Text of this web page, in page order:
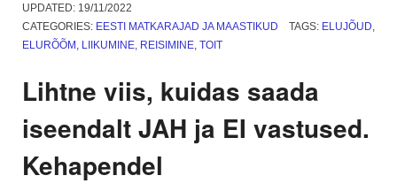
kunagi.
osa”
UPDATED: 19/11/2022
CATEGORIES: EESTI MATKARAJAD JA MAASTIKUD TAGS: ELUJÕUD,
ELURÕÕM , LIIKUMINE, REISIMINE, TOIT
Lihtne viis, kuidas saada
iseendalt JAH ja EI vastused.
Kehapendel